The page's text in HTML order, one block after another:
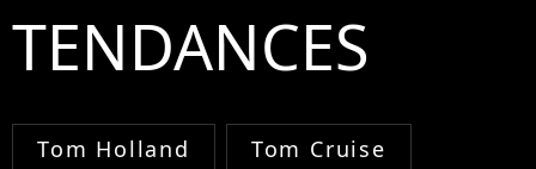
TENDANCES
Tom Holland Tom Cruise